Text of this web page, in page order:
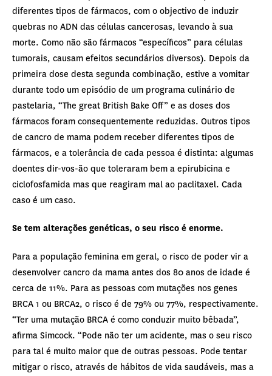
diferentes tipos de fármacos, com o objectivo de induzir
quebras no ADN das células cancerosas, levando à sua
morte. Como não são fármacos “específicos” para células
tumorais, causam efeitos secundários diversos). Depois da
primeira dose desta segunda combinação, estive a vomitar
durante todo um episódio de um programa culinário de
pastelaria, “The great British Bake Off” e as doses dos
fármacos foram consequentemente reduzidas. Outros tipos
de cancro de mama podem receber diferentes tipos de
fármacos, e a tolerância de cada pessoa é distinta: algumas
doentes dir-vos-ão que toleraram bem a epirubicina e
ciclofosfamida mas que reagiram mal ao paclitaxel. Cada
caso é um caso.
Se tem alterações genéticas, o seu risco é enorme.
Para a população feminina em geral, o risco de poder vir a
desenvolver cancro da mama antes dos 80 anos de idade é
cerca de 11%. Para as pessoas com mutações nos genes
BRCA 1 ou BRCA2, o risco é de 79% ou 77%, respectivamente.
“Ter uma mutação BRCA é como conduzir muito bêbada”,
afirma Simcock. “Pode não ter um acidente, mas o seu risco
para tal é muito maior que de outras pessoas. Pode tentar
mitigar o risco, através de hábitos de vida saudáveis, mas a